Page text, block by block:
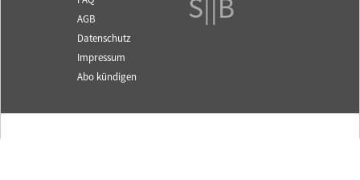
AGB
Datenschutz
Impressum
Abo kündigen
S||B